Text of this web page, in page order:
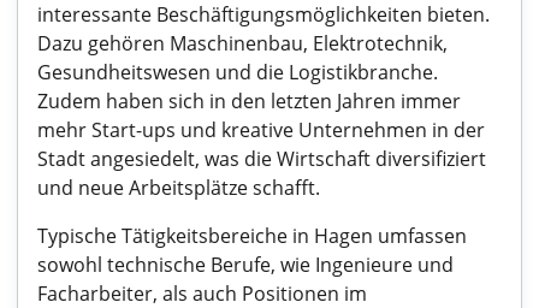
interessante Beschäftigungsmöglichkeiten bieten.
Dazu gehören Maschinenbau, Elektrotechnik,
Gesundheitswesen und die Logistikbranche.
Zudem haben sich in den letzten Jahren immer
mehr Start-ups und kreative Unternehmen in der
Stadt angesiedelt, was die Wirtschaft diversifiziert
und neue Arbeitsplätze schafft.
Typische Tätigkeitsbereiche in Hagen umfassen
sowohl technische Berufe, wie Ingenieure und
Facharbeiter, als auch Positionen im